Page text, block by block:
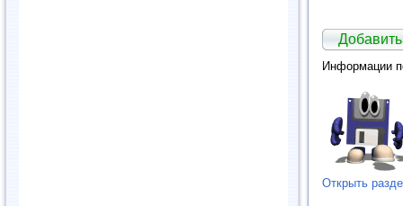
Информации
Открыть